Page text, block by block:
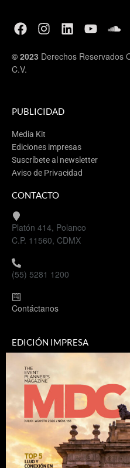
© 2023 Derechos Reservados
C.V.
PUBLICIDAD
Media Kit
Ediciones impresas
Suscríbete al newsletter
Aviso de Privacidad
CONTACTO
Platón 414, Polanco
C.P. 11560, CDMX
(55) 5281 1200
Contáctanos
EDICIÓN IMPRESA